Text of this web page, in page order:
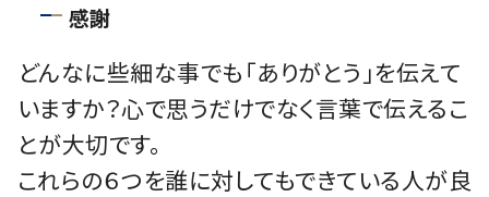
感謝
どんなに些細な事でも「ありがとう」を伝えて
いますか？心で思うだけでなく言葉で伝えるこ
とが大切です。
これらの６つを誰に対してもできている人が良